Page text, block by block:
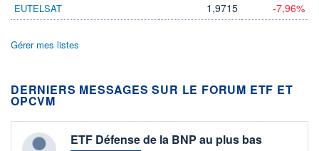
EUTELSAT 1,9715 -7,96%
Gérer mes listes
DERNIERS MESSAGES SUR LE FORUM ETF ET
OPCVM
ETF Défense de la BNP au plus bas